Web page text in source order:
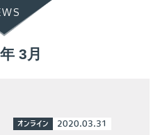
3月
オンライン 2020.03.31